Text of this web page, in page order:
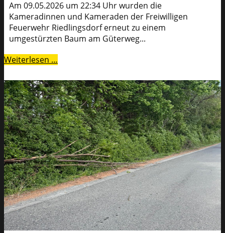
Am 09.05.2026 um 22:34 Uhr wurden die
Kameradinnen und Kameraden der Freiwilligen
Feuerwehr Riedlingsdorf erneut zu einem
umgestürzten Baum am Güterweg...
Weiterlesen …